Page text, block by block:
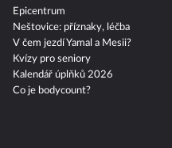
Epicentrum
Neštovice: příznaky, léčba
V čem jezdí Yamal a Mesii?
Kvízy pro seniory
Kalendář úplňků 2026
Co je bodycount?